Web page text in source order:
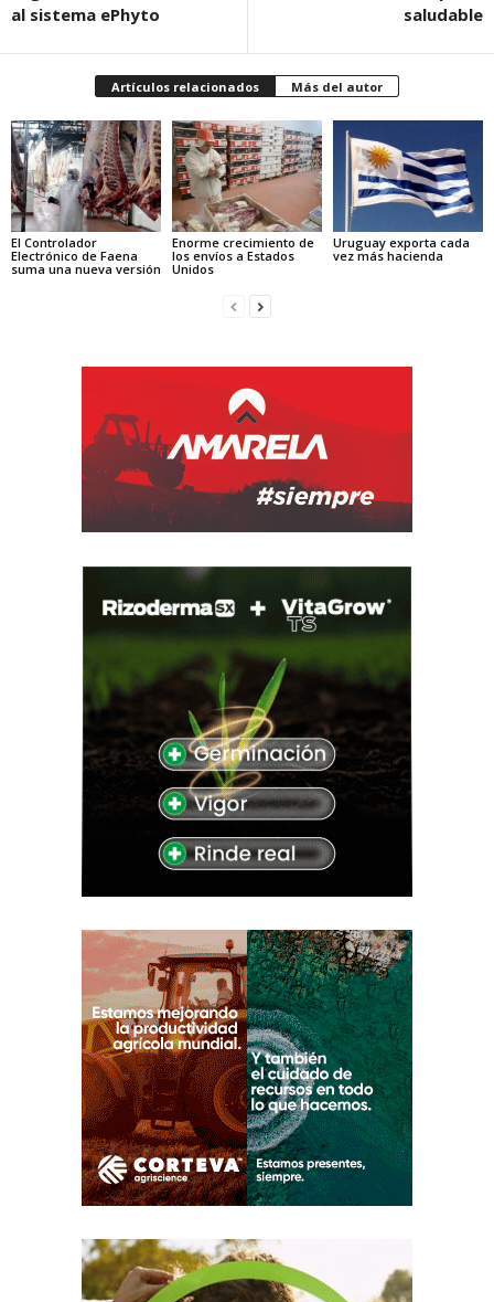
al sistema ePhyto
saludable
Artículos relacionados Más del autor
El Controlador
Electrónico de Faena
suma una nueva versión
Enorme crecimiento de
los envíos a Estados
Unidos
Uruguay exporta cada
vez más hacienda